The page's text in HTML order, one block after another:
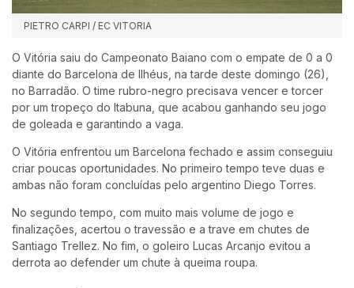
PIETRO CARPI / EC VITORIA
O Vitória saiu do Campeonato Baiano com o empate de 0 a 0
diante do Barcelona de Ilhéus, na tarde deste domingo (26),
no Barradão. O time rubro-negro precisava vencer e torcer
por um tropeço do Itabuna, que acabou ganhando seu jogo
de goleada e garantindo a vaga.
O Vitória enfrentou um Barcelona fechado e assim conseguiu
criar poucas oportunidades. No primeiro tempo teve duas e
ambas não foram concluídas pelo argentino Diego Torres.
No segundo tempo, com muito mais volume de jogo e
finalizações, acertou o travessão e a trave em chutes de
Santiago Trellez. No fim, o goleiro Lucas Arcanjo evitou a
derrota ao defender um chute à queima roupa.